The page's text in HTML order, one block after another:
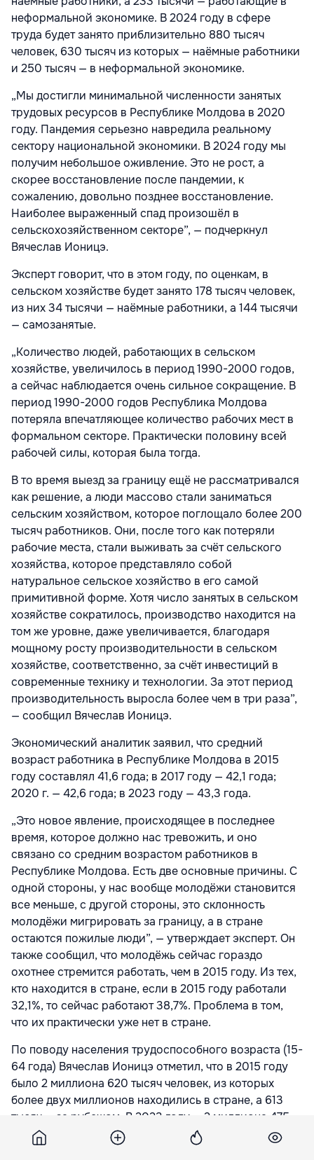
неформальной экономике. В 2024 году в сфере
труда будет занято приблизительно 880 тысяч
человек, 630 тысяч из которых — наёмные работники
и 250 тысяч — в неформальной экономике.
„Мы достигли минимальной численности занятых
трудовых ресурсов в Республике Молдова в 2020
году. Пандемия серьезно навредила реальному
сектору национальной экономики. В 2024 году мы
получим небольшое оживление. Это не рост, а
скорее восстановление после пандемии, к
сожалению, довольно позднее восстановление.
Наиболее выраженный спад произошёл в
сельскохозяйственном секторе”, — подчеркнул
Вячеслав Ионицэ.
Эксперт говорит, что в этом году, по оценкам, в
сельском хозяйстве будет занято 178 тысяч человек,
из них 34 тысячи — наёмные работники, а 144 тысячи
— самозанятые.
„Количество людей, работающих в сельском
хозяйстве, увеличилось в период 1990-2000 годов,
а сейчас наблюдается очень сильное сокращение. В
период 1990-2000 годов Республика Молдова
потеряла впечатляющее количество рабочих мест в
формальном секторе. Практически половину всей
рабочей силы, которая была тогда.
В то время выезд за границу ещё не рассматривался
как решение, а люди массово стали заниматься
сельским хозяйством, которое поглощало более 200
тысяч работников. Они, после того как потеряли
рабочие места, стали выживать за счёт сельского
хозяйства, которое представляло собой
натуральное сельское хозяйство в его самой
примитивной форме. Хотя число занятых в сельском
хозяйстве сократилось, производство находится на
том же уровне, даже увеличивается, благодаря
мощному росту производительности в сельском
хозяйстве, соответственно, за счёт инвестиций в
современные технику и технологии. За этот период
производительность выросла более чем в три раза”,
— сообщил Вячеслав Ионицэ.
Экономический аналитик заявил, что средний
возраст работника в Республике Молдова в 2015
году составлял 41,6 года; в 2017 году — 42,1 года;
2020 г. — 42,6 года; в 2023 году — 43,3 года.
„Это новое явление, происходящее в последнее
время, которое должно нас тревожить, и оно
связано со средним возрастом работников в
Республике Молдова. Есть две основные причины. С
одной стороны, у нас вообще молодёжи становится
все меньше, с другой стороны, это склонность
молодёжи мигрировать за границу, а в стране
остаются пожилые люди”, — утверждает эксперт. Он
также сообщил, что молодёжь сейчас гораздо
охотнее стремится работать, чем в 2015 году. Из тех,
кто находится в стране, если в 2015 году работали
32,1%, то сейчас работают 38,7%. Проблема в том,
что их практически уже нет в стране.
По поводу населения трудоспособного возраста (15-
64 года) Вячеслав Ионицэ отметил, что в 2015 году
было 2 миллиона 620 тысяч человек, из которых
более двух миллионов находились в стране, а 613
тысяч — за рубежом. В 2023 году — 2 миллиона 475
тысяч трудоспособных людей в возрасте от 15 до 64